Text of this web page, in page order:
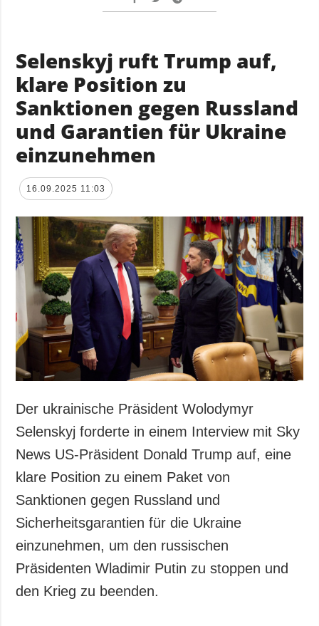
Selenskyj ruft Trump auf,
klare Position zu
Sanktionen gegen Russland
und Garantien für Ukraine
einzunehmen
16.09.2025 11:03
Der ukrainische Präsident Wolodymyr
Selenskyj forderte in einem Interview mit Sky
News US-Präsident Donald Trump auf, eine
klare Position zu einem Paket von
Sanktionen gegen Russland und
Sicherheitsgarantien für die Ukraine
einzunehmen, um den russischen
Präsidenten Wladimir Putin zu stoppen und
den Krieg zu beenden.